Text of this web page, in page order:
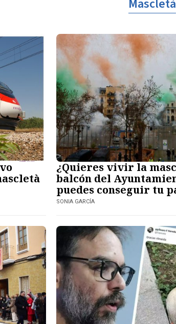
Mascletà
¿Quieres vivir la
balcón del
puedes conseguir tu
SONIA GARCÍA